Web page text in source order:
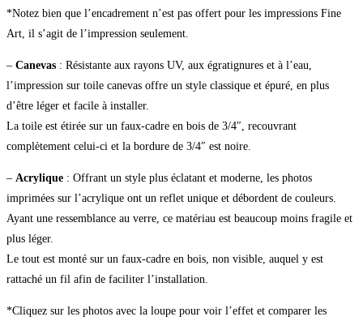
*Notez bien que l’encadrement n’est pas offert pour les impressions Fine
Art, il s’agit de l’impression seulement.
– Canevas : Résistante aux rayons UV, aux égratignures et à l’eau,
l’impression sur toile canevas offre un style classique et épuré, en plus
d’être léger et facile à installer.
La toile est étirée sur un faux-cadre en bois de 3/4″, recouvrant
complètement celui-ci et la bordure de 3/4″ est noire.
– Acrylique : Offrant un style plus éclatant et moderne, les photos
imprimées sur l’acrylique ont un reflet unique et débordent de couleurs.
Ayant une ressemblance au verre, ce matériau est beaucoup moins fragile et
plus léger.
Le tout est monté sur un faux-cadre en bois, non visible, auquel y est
rattaché un fil afin de faciliter l’installation.
*Cliquez sur les photos avec la loupe pour voir l’effet et comparer les